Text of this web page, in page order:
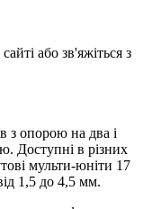
або зв'яжіться з
з опорою на два і
Доступні в різних
мульти-юніти 17
1,5 до 4,5 мм.